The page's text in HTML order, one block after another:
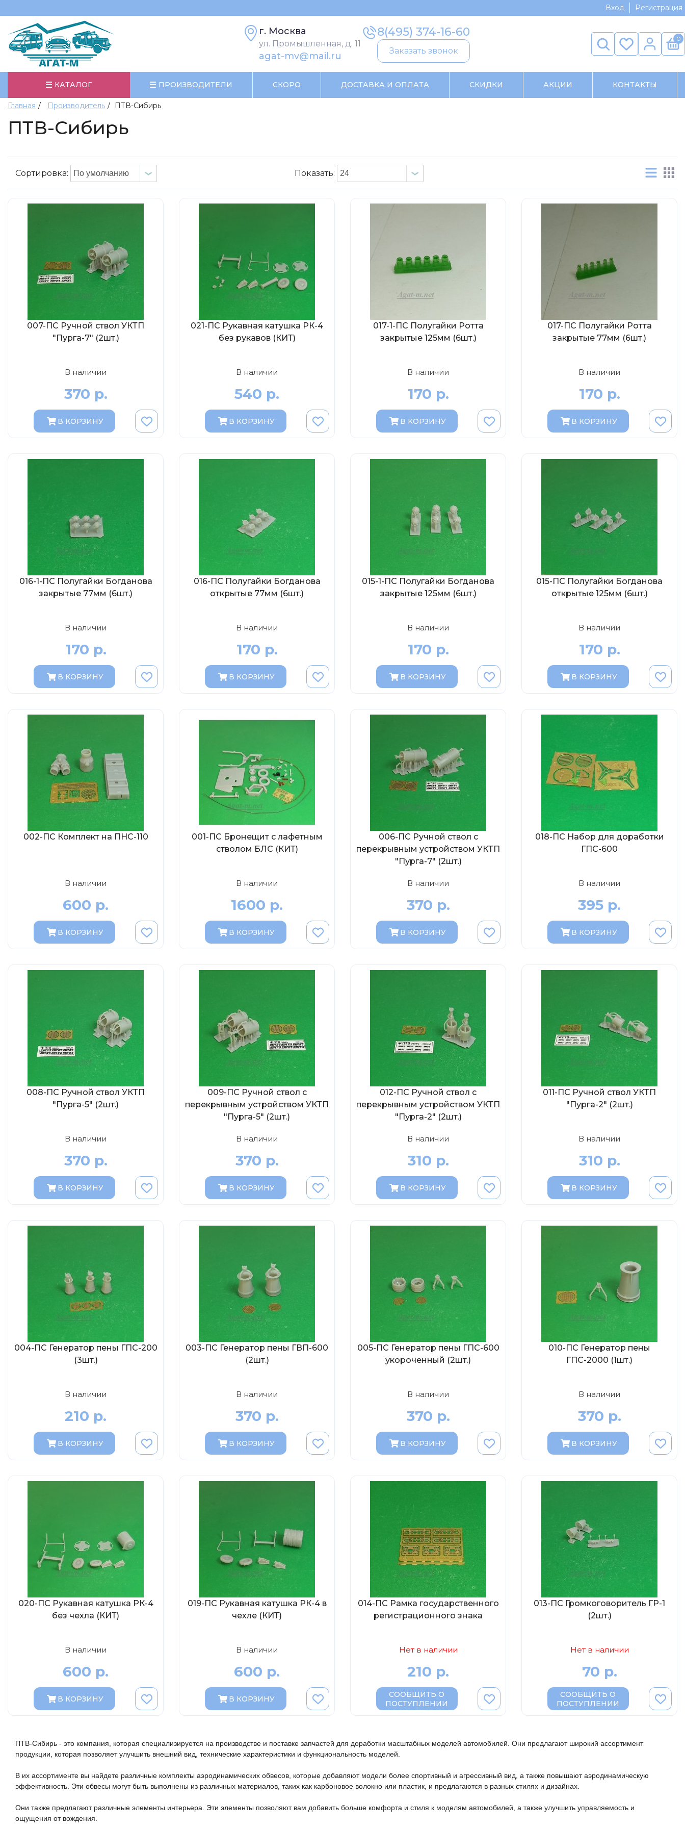
Вход Регистрация
г. Москва
ул. Промышленная, д. 11
agat-mv@mail.ru
8(495) 374-16-60
Заказать звонок
0
КАТАЛОГ ПРОИЗВОДИТЕЛИ СКОРО ДОСТАВКА И ОПЛАТА СКИДКИ АКЦИИ КОНТАКТЫ
Главная Производитель ПТВ-Сибирь
ПТВ-Сибирь
Сортировка: Показать:
007-ПС Ручной ствол УКТП
"Пурга-7" (2шт.)
В наличии
370 р.
В КОРЗИНУ
021-ПС Рукавная катушка РК-4
без рукавов (КИТ)
В наличии
540 р.
В КОРЗИНУ
017-1-ПС Полугайки Ротта
закрытые 125мм (6шт.)
В наличии
170 р.
В КОРЗИНУ
017-ПС Полугайки Ротта
закрытые 77мм (6шт.)
В наличии
170 р.
В КОРЗИНУ
016-1-ПС Полугайки Богданова
закрытые 77мм (6шт.)
В наличии
170 р.
В КОРЗИНУ
016-ПС Полугайки Богданова
открытые 77мм (6шт.)
В наличии
170 р.
В КОРЗИНУ
015-1-ПС Полугайки Богданова
закрытые 125мм (6шт.)
В наличии
170 р.
В КОРЗИНУ
015-ПС Полугайки Богданова
открытые 125мм (6шт.)
В наличии
170 р.
В КОРЗИНУ
002-ПС Комплект на ПНС-110
В наличии
600 р.
В КОРЗИНУ
001-ПС Бронещит с лафетным
стволом БЛС (КИТ)
В наличии
1600 р.
В КОРЗИНУ
006-ПС Ручной ствол с
перекрывным устройством УКТП
"Пурга-7" (2шт.)
В наличии
370 р.
В КОРЗИНУ
018-ПС Набор для доработки
ГПС-600
В наличии
395 р.
В КОРЗИНУ
008-ПС Ручной ствол УКТП
"Пурга-5" (2шт.)
В наличии
370 р.
В КОРЗИНУ
009-ПС Ручной ствол с
перекрывным устройством УКТП
"Пурга-5" (2шт.)
В наличии
370 р.
В КОРЗИНУ
012-ПС Ручной ствол с
перекрывным устройством УКТП
"Пурга-2" (2шт.)
В наличии
310 р.
В КОРЗИНУ
011-ПС Ручной ствол УКТП
"Пурга-2" (2шт.)
В наличии
310 р.
В КОРЗИНУ
004-ПС Генератор пены ГПС-200
(3шт.)
В наличии
210 р.
В КОРЗИНУ
003-ПС Генератор пены ГВП-600
(2шт.)
В наличии
370 р.
В КОРЗИНУ
005-ПС Генератор пены ГПС-600
укороченный (2шт.)
В наличии
370 р.
В КОРЗИНУ
010-ПС Генератор пены
ГПС-2000 (1шт.)
В наличии
370 р.
В КОРЗИНУ
020-ПС Рукавная катушка РК-4
без чехла (КИТ)
В наличии
600 р.
В КОРЗИНУ
019-ПС Рукавная катушка РК-4 в
чехле (КИТ)
В наличии
600 р.
В КОРЗИНУ
014-ПС Рамка государственного
регистрационного знака
Нет в наличии
210 р.
СООБЩИТЬ О
ПОСТУПЛЕНИИ
013-ПС Громкоговоритель ГР-1
(2шт.)
Нет в наличии
70 р.
СООБЩИТЬ О
ПОСТУПЛЕНИИ
ПТВ-Сибирь - это компания, которая специализируется на производстве и поставке запчастей для доработки масштабных моделей автомобилей. Они предлагают широкий ассортимент
продукции, которая позволяет улучшить внешний вид, технические характеристики и функциональность моделей.
В их ассортименте вы найдете различные комплекты аэродинамических обвесов, которые добавляют модели более спортивный и агрессивный вид, а также повышают аэродинамическую
эффективность. Эти обвесы могут быть выполнены из различных материалов, таких как карбоновое волокно или пластик, и предлагаются в разных стилях и дизайнах.
Они также предлагают различные элементы интерьера. Эти элементы позволяют вам добавить больше комфорта и стиля к моделям автомобилей, а также улучшить управляемость и
ощущения от вождения.